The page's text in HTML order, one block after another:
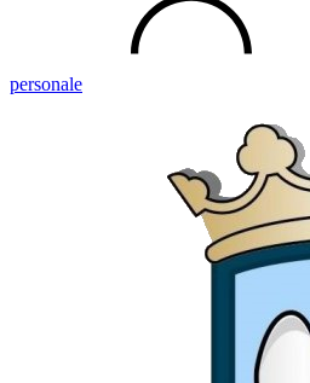
personale